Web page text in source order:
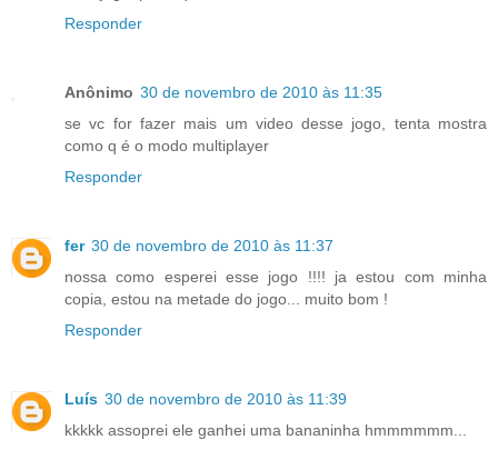
Responder
Anônimo 30 de novembro de 2010 às 11:35
se vc for fazer mais um video desse jogo, tenta mostra
como q é o modo multiplayer
Responder
fer 30 de novembro de 2010 às 11:37
nossa como esperei esse jogo !!!! ja estou com minha
copia, estou na metade do jogo... muito bom !
Responder
Luís 30 de novembro de 2010 às 11:39
kkkkk assoprei ele ganhei uma bananinha hmmmmmm...